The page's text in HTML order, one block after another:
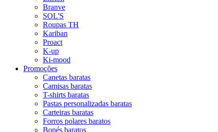
Branve
SOL'S
Roupas TH
Kariban
Proact
K-up
Ki-mood
Promoções
Canetas baratas
Camisas baratas
T-shirts baratas
Pastas personalizadas baratas
Carteiras baratas
Forros polares baratos
Bonés baratos